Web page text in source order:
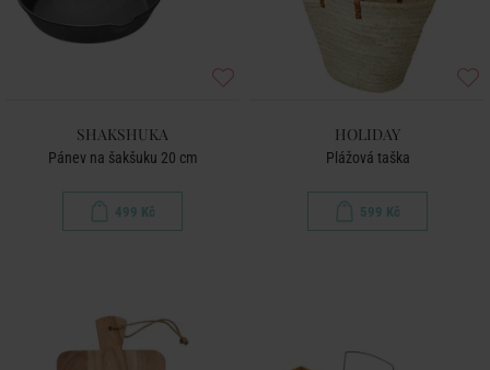
SHAKSHUKA
Pánev na šakšuku 20 cm
499 Kč
HOLIDAY
Plážová taška
599 Kč